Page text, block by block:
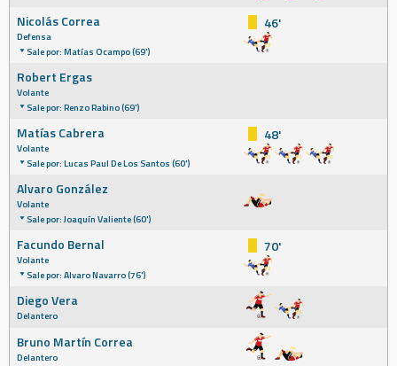
Nicolás Correa
Defensa
Sale por: Matías Ocampo (69')
46'
Robert Ergas
Volante
Sale por: Renzo Rabino (69')
Matías Cabrera
Volante
Sale por: Lucas Paul De Los Santos (60')
48'
Alvaro González
Volante
Sale por: Joaquín Valiente (60')
Facundo Bernal
Volante
Sale por: Alvaro Navarro (76')
70'
Diego Vera
Delantero
Bruno Martín Correa
Delantero